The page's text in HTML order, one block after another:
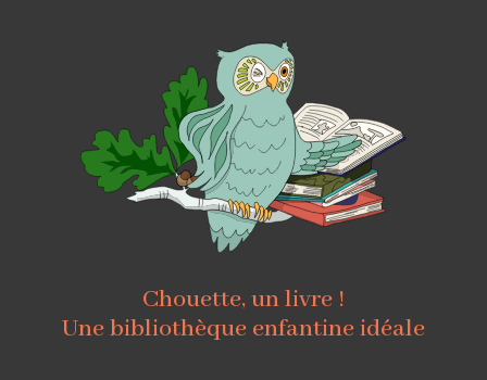
Chouette, un livre !
Une bibliothèque enfantine idéale